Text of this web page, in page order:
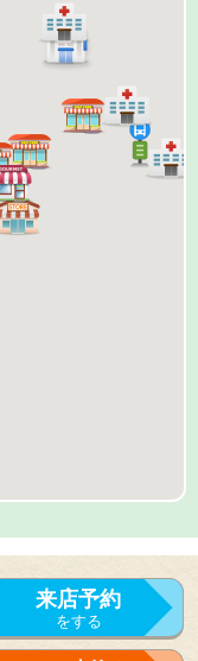
来店予約
をする
来店予約